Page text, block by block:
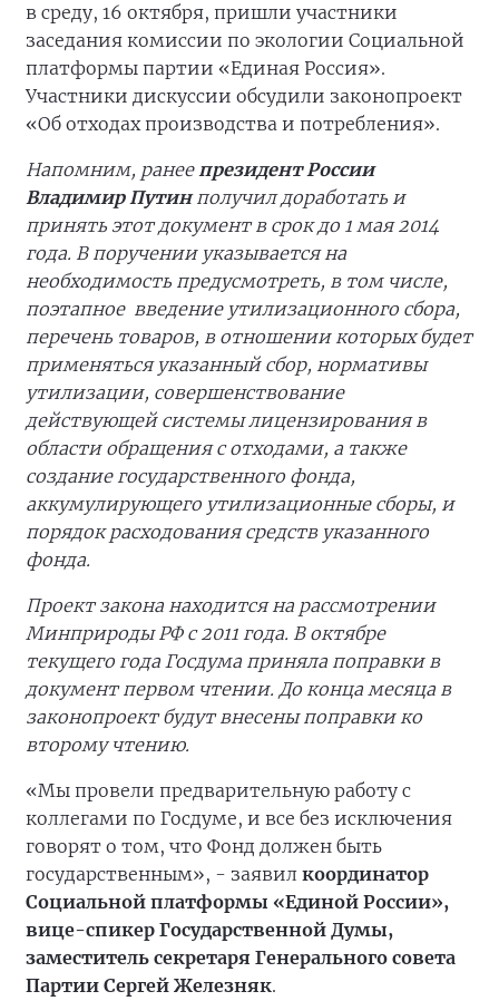
в среду, 16 октября, пришли участники
заседания комиссии по экологии Социальной
платформы партии «Единая Россия».
Участники дискуссии обсудили законопроект
«Об отходах производства и потребления».
Напомним, ранеепрезидент России
Владимир Путинполучил доработать и
принять этот документ в срок до 1 мая 2014
года. В поручении указывается на
необходимость предусмотреть, в том числе,
поэтапное введение утилизационного сбора,
перечень товаров, в отношении которых будет
применяться указанный сбор, нормативы
утилизации, совершенствование
действующей системы лицензирования в
области обращения с отходами, а также
создание государственного фонда,
аккумулирующего утилизационные сборы, и
порядок расходования средств указанного
фонда.
Проект закона находится на рассмотрении
Минприроды РФ с 2011 года. В октябре
текущего года Госдума приняла поправки в
документ первом чтении. До конца месяца в
законопроект будут внесены поправки ко
второму чтению.
«Мы провели предварительную работу с
коллегами по Госдуме, и все без исключения
говорят о том, что Фонд должен быть
государственным», - заявил координатор
Социальной платформы «Единой России»,
вице-спикер Государственной Думы,
заместитель секретаря Генерального совета
Партии Сергей Железняк.